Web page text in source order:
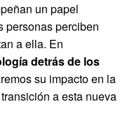
un papel
personas perciben
a ella. En
detrás de los
su impacto en la
a esta nueva